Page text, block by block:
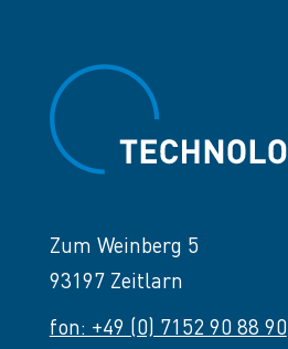
Zum Weinberg 5
93197 Zeitlarn
fon: +49 (0) 7152 90 88 90